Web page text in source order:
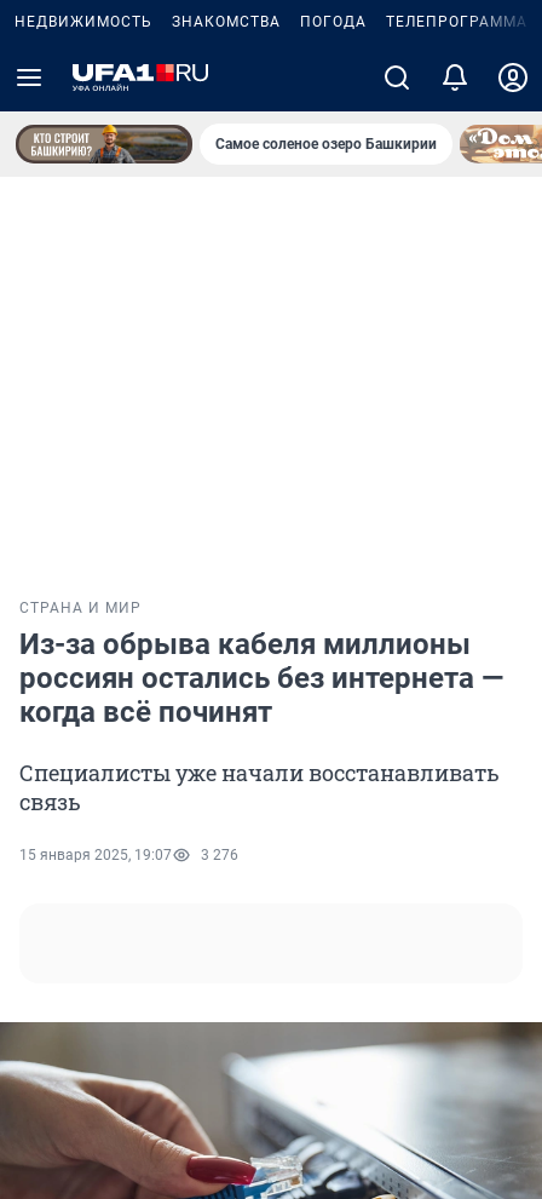
НЕДВИЖИМОСТЬ ЗНАКОМСТВА ПОГОДА ТЕЛЕПРОГРАММА
Самое соленое озеро Башкирии
СТРАНА И МИР
Из-за обрыва кабеля миллионы
россиян остались без интернета —
когда всё починят
Специалисты уже начали восстанавливать
связь
15 января 2025, 19:07 3 276